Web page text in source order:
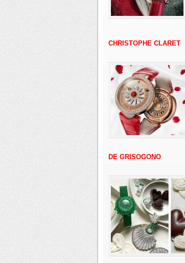
CHRISTOPHE CLARET
DE GRISOGONO